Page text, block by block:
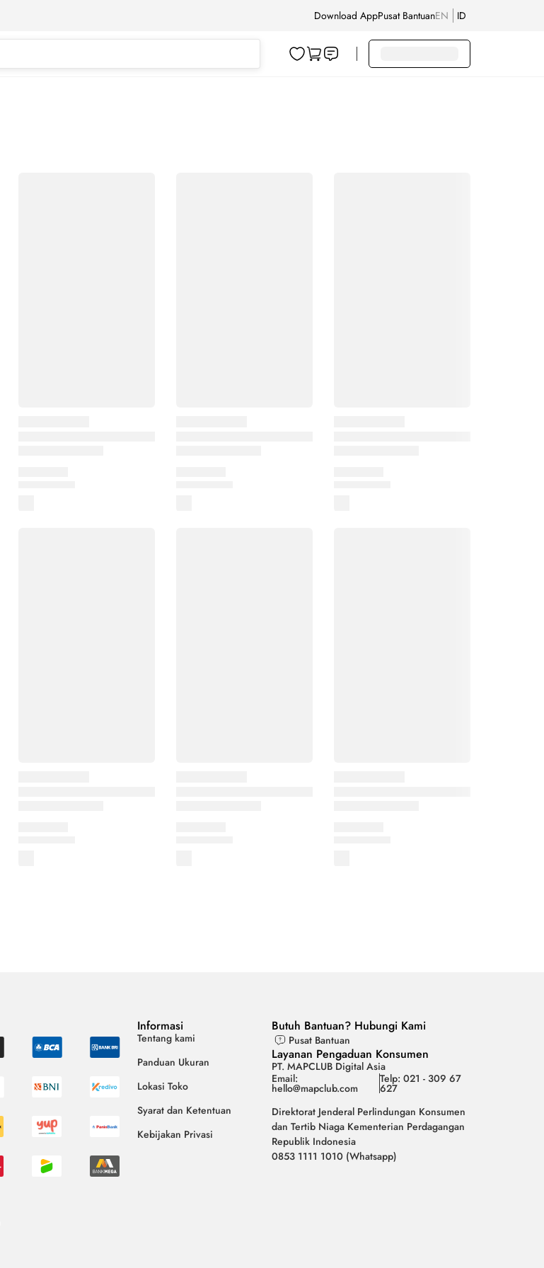
Download AppPusat BantuanEN ID
Informasi
Tentang kami
Panduan Ukuran
Lokasi Toko
Syarat dan Ketentuan
Kebijakan Privasi
Butuh Bantuan? Hubungi Kami
Pusat Bantuan
Layanan Pengaduan Konsumen
PT. MAPCLUB Digital Asia
Email:
hello@mapclub.com
Telp: 021 - 309 67
627
Direktorat Jenderal Perlindungan Konsumen
dan Tertib Niaga Kementerian Perdagangan
Republik Indonesia
0853 1111 1010 (Whatsapp)